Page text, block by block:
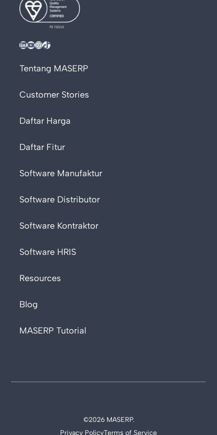
LinkedIn YouTube InstagramTikTok
Tentang MASERP
Customer Stories
Daftar Harga
Daftar Fitur
Software Manufaktur
Software Distributor
Software Kontraktor
Software HRIS
Resources
Blog
MASERP Tutorial
©2026 MASERP.
Privacy PolicyTerms of Service